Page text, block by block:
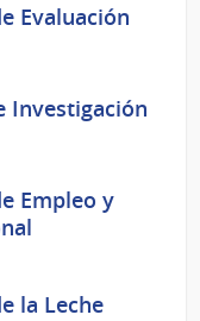
Evaluación
Investigación
Empleo y
la Leche